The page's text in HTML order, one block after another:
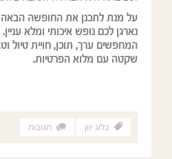
על מנת לתכנן את החופשה הבאה
נארגן לכם נופש איכותי ומלא
המחפשים ערך, תוכן, חויית טיול
שקטה עם מלוא הפרטיות.
בלוג יוון תגובות